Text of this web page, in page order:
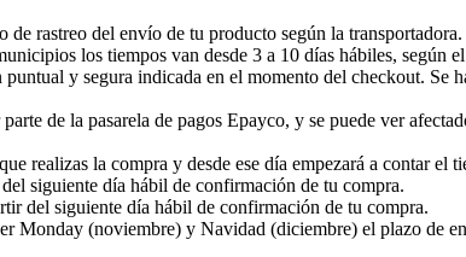
de rastreo del envío de tu producto según la transportadora.
los tiempos van desde 3 a 10 días hábiles, según
y segura indicada en el momento del checkout. Se
de la pasarela de pagos Epayco, y se puede ver
realizas la compra y desde ese día empezará a contar el
siguiente día hábil de confirmación de tu compra.
del siguiente día hábil de confirmación de tu compra.
Monday (noviembre) y Navidad (diciembre) el plazo de